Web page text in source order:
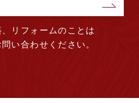
リフォームのことは
い合わせください。